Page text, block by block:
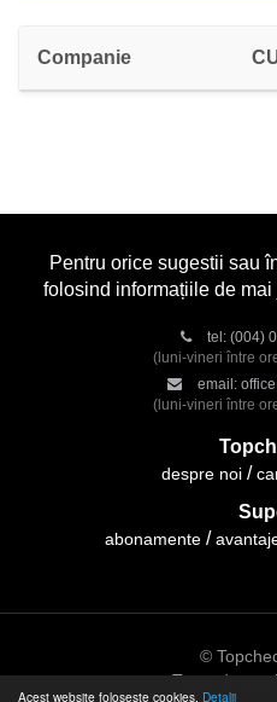
Acest website folosește cookies. Detalii
Companie
Pentru orice sugestii sau
folosind informațiile de
tel: (004)
(luni-vineri între
email:
(luni-vineri între
despre noi
abonamente
©
Toate